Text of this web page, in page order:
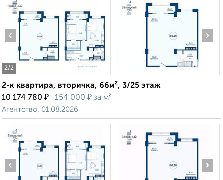
2/2
‹ ›
2-к квартира, вторичка, 66м², 3/25 этаж
10 174 780 ₽ 154 000 ₽ за м²
Агентство, 01.08.2026
‹ ›